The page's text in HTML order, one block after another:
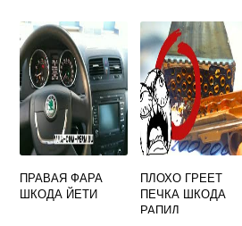
ПРАВАЯ ФАРА
ШКОДА ЙЕТИ
ПЛОХО ГРЕЕТ
ПЕЧКА ШКОДА
РАПИД